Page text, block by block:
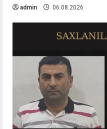
admin 06.08.2026